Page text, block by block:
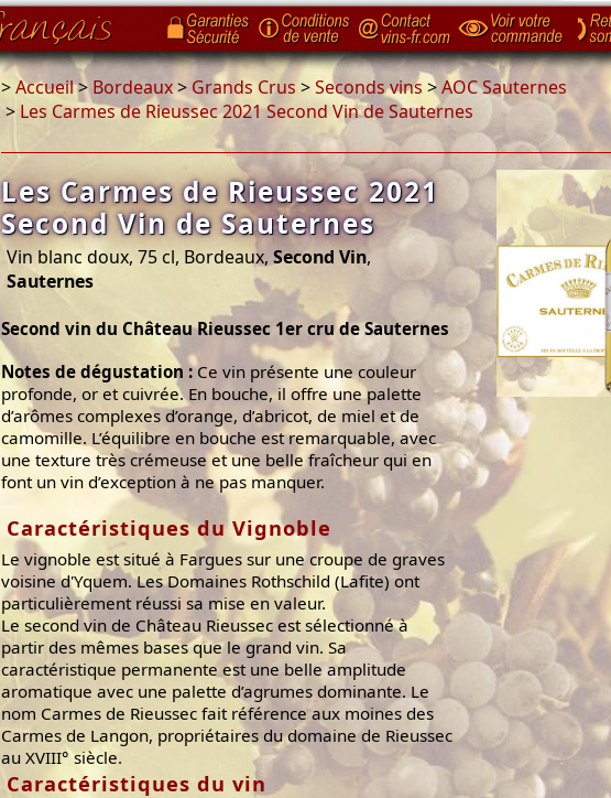
>Accueil>Bordeaux> Grands Crus >Seconds vins >AOC Sauternes
> Les Carmes de Rieussec 2021 Second Vin de Sauternes
Les Carmes de Rieussec 2021
Second Vin de Sauternes
Vin blanc doux, 75 cl, Bordeaux, Second Vin,
Sauternes
Second vin du Château Rieussec 1er cru de Sauternes
Notes de dégustation :Ce vin présente une couleur
profonde, or et cuivrée. En bouche, il offre une palette
d’arômes complexes d’orange, d’abricot, de miel et de
camomille. L’équilibre en bouche est remarquable, avec
une texture très crémeuse et une belle fraîcheur qui en
font un vin d’exception à ne pas manquer.
Caractéristiques du Vignoble
Le vignoble est situé à Fargues sur une croupe de graves
voisine d'Yquem. Les Domaines Rothschild (Lafite) ont
particulièrement réussi sa mise en valeur.
Le second vin de Château Rieussec est sélectionné à
partir des mêmes bases que le grand vin. Sa
caractéristique permanente est une belle amplitude
aromatique avec une palette d’agrumes dominante. Le
nom Carmes de Rieussec fait référence aux moines des
Carmes de Langon, propriétaires du domaine de Rieussec
au XVIII° siècle.
Caractéristiques du vin